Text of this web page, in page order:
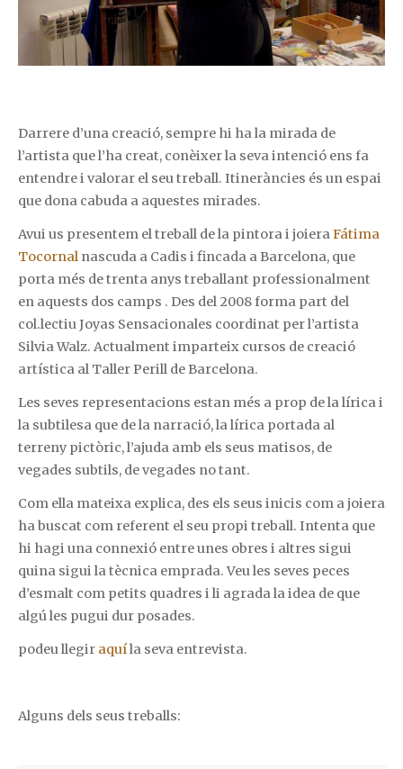
Darrere d’una creació, sempre hi ha la mirada de
l’artista que l’ha creat, conèixer la seva intenció ens fa
entendre i valorar el seu treball. Itineràncies és un espai
que dona cabuda a aquestes mirades.
Avui us presentem el treball de la pintora i joieraFátima
Tocornal nascuda a Cadis i fincada a Barcelona, que
porta més de trenta anys treballant professionalment
en aquests dos camps . Des del 2008 forma part del
col.lectiu Joyas Sensacionales coordinat per l’artista
Silvia Walz. Actualment imparteix cursos de creació
artística al Taller Perill de Barcelona.
Les seves representacions estan més a prop de la lírica i
la subtilesa que de la narració, la lírica portada al
terreny pictòric, l’ajuda amb els seus matisos, de
vegades subtils, de vegades no tant.
Com ella mateixa explica, des els seus inicis com a joiera
ha buscat com referent el seu propi treball. Intenta que
hi hagi una connexió entre unes obres i altres sigui
quina sigui la tècnica emprada. Veu les seves peces
d’esmalt com petits quadres i li agrada la idea de que
algú les pugui dur posades.
podeu llegir aquíla seva entrevista.
Alguns dels seus treballs: